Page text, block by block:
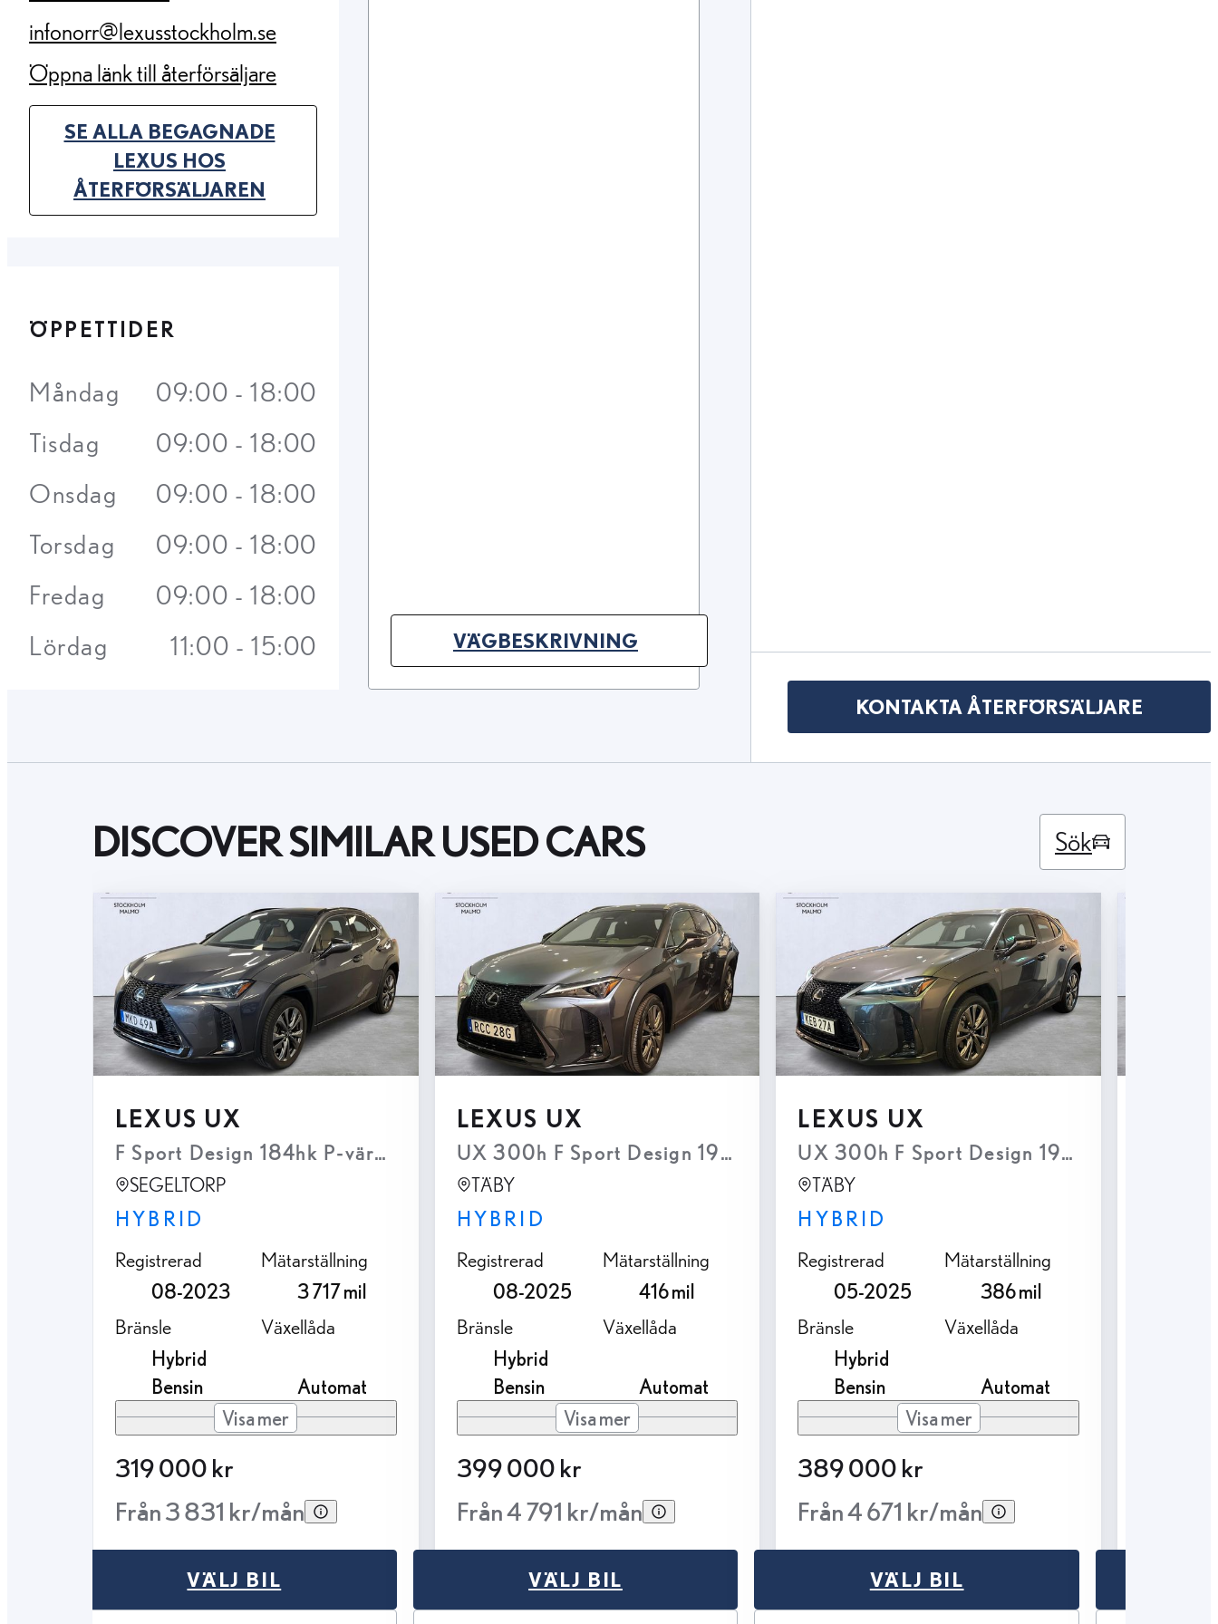
KONTAKTA ÅTERFÖRSÄLJARE
(Opens in new tab)
infonorr@lexusstockholm.se
(Opens in new tab)
Öppna länk till återförsäljare
(Opens in new tab)
SE ALLA BEGAGNADE
LEXUS HOS
ÅTERFÖRSÄLJAREN
(OPENS IN NEW TAB)
VÄGBESKRIVNING
(OPENS IN NEW TAB)
ÖPPETTIDER
Måndag
09:00 - 18:00
Tisdag
09:00 - 18:00
Onsdag
09:00 - 18:00
Torsdag
09:00 - 18:00
Fredag
09:00 - 18:00
Lördag
11:00 - 15:00
DISCOVER SIMILAR USED CARS Sök
LEXUS UX
F Sport Design 184hk P-värm Navi Keyless Backkamera
SEGELTORP
HYBRID
Registrerad
08-2023
Mätarställning
3 717 mil
Bränsle
Hybrid
Bensin
Växellåda
Automat
Visa mer
319 000 kr
Från 3 831 kr/mån
VÄLJ BIL
LEXUS UX
UX 300h F Sport Design 199hk P-värm Navi Keyless Backkamera
TÄBY
HYBRID
Registrerad
08-2025
Mätarställning
416 mil
Bränsle
Hybrid
Bensin
Växellåda
Automat
Visa mer
399 000 kr
Från 4 791 kr/mån
VÄLJ BIL
LEXUS UX
UX 300h F Sport Design 199hk P-värm
TÄBY
HYBRID
Registrerad
05-2025
Mätarställning
386 mil
Bränsle
Hybrid
Bensin
Växellåda
Automat
Visa mer
389 000 kr
Från 4 671 kr/mån
VÄLJ BIL